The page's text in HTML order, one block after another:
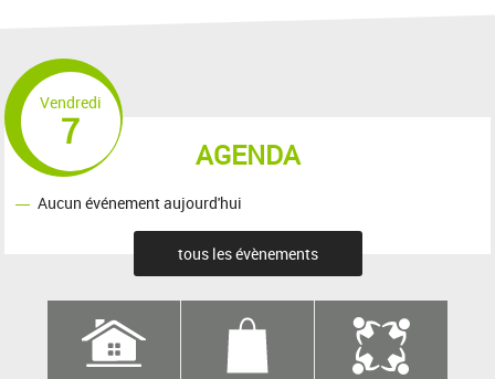
AGENDA
Vendredi
7
Aucun événement aujourd'hui
tous les évènements